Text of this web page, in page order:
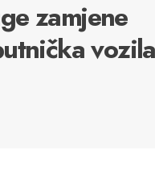
zamjene
vozila